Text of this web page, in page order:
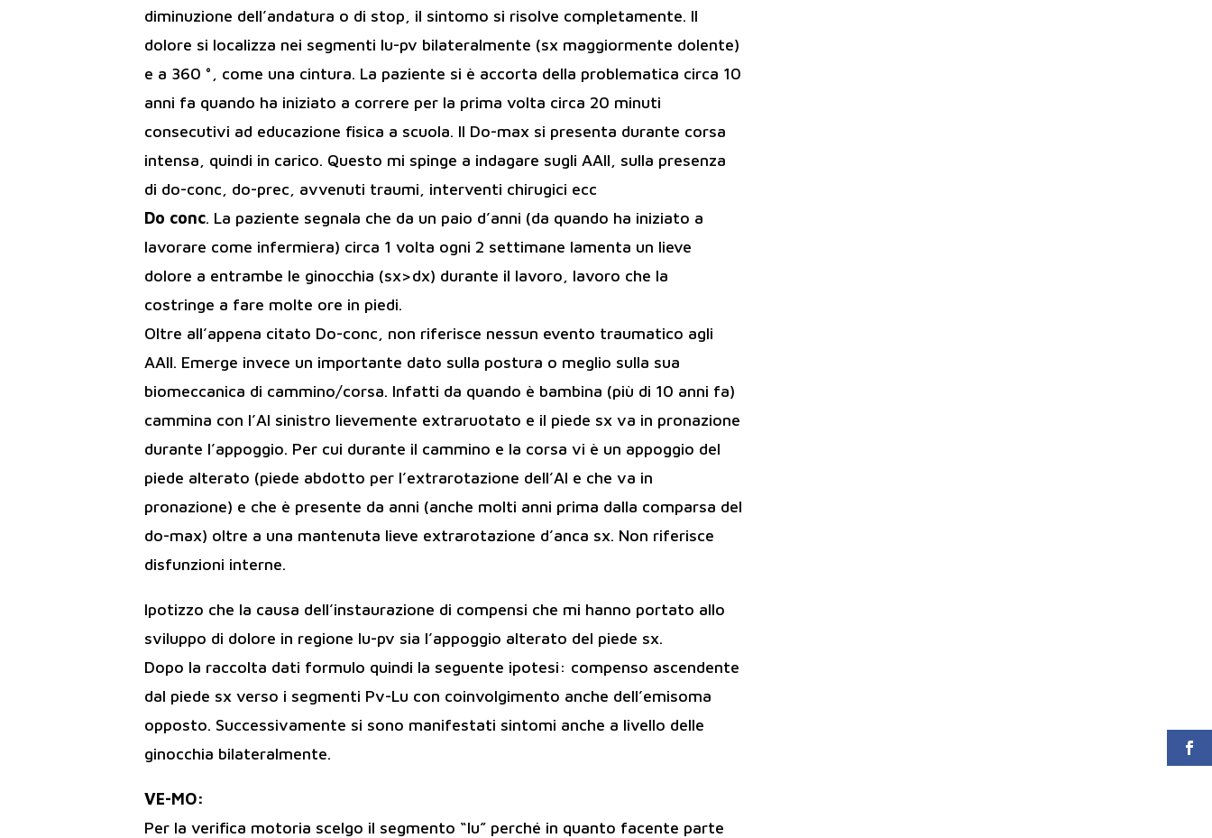
diminuzione dell’andatura o di stop, il sintomo si risolve completamente. Il
dolore si localizza nei segmenti lu-pv bilateralmente (sx maggiormente dolente)
e a 360 °, come una cintura. La paziente si è accorta della problematica circa 10
anni fa quando ha iniziato a correre per la prima volta circa 20 minuti
consecutivi ad educazione fisica a scuola. Il Do-max si presenta durante corsa
intensa, quindi in carico. Questo mi spinge a indagare sugli AAII, sulla presenza
di do-conc, do-prec, avvenuti traumi, interventi chirugici ecc
Do conc. La paziente segnala che da un paio d’anni (da quando ha iniziato a
lavorare come infermiera) circa 1 volta ogni 2 settimane lamenta un lieve
dolore a entrambe le ginocchia (sx>dx) durante il lavoro, lavoro che la
costringe a fare molte ore in piedi.
Oltre all’appena citato Do-conc, non riferisce nessun evento traumatico agli
AAII. Emerge invece un importante dato sulla postura o meglio sulla sua
biomeccanica di cammino/corsa. Infatti da quando è bambina (più di 10 anni fa)
cammina con l’AI sinistro lievemente extraruotato e il piede sx va in pronazione
durante l’appoggio. Per cui durante il cammino e la corsa vi è un appoggio del
piede alterato (piede abdotto per l’extrarotazione dell’AI e che va in
pronazione) e che è presente da anni (anche molti anni prima dalla comparsa del
do-max) oltre a una mantenuta lieve extrarotazione d’anca sx. Non riferisce
disfunzioni interne.
Ipotizzo che la causa dell’instaurazione di compensi che mi hanno portato allo
sviluppo di dolore in regione lu-pv sia l’appoggio alterato del piede sx.
Dopo la raccolta dati formulo quindi la seguente ipotesi: compenso ascendente
dal piede sx verso i segmenti Pv-Lu con coinvolgimento anche dell’emisoma
opposto. Successivamente si sono manifestati sintomi anche a livello delle
ginocchia bilateralmente.
VE-MO:
Per la verifica motoria scelgo il segmento “lu” perché in quanto facente parte